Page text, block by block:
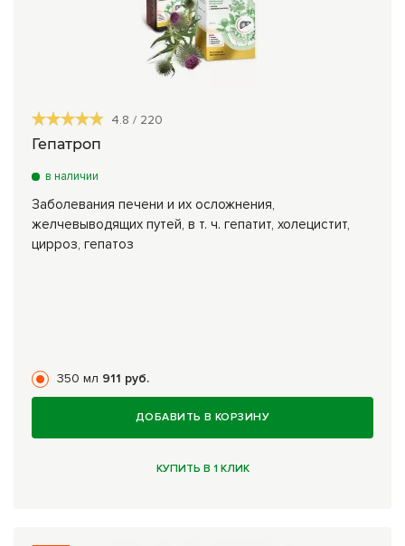
4.8 / 220
Гепатроп
в наличии
Заболевания печени и их осложнения,
желчевыводящих путей, в т. ч. гепатит, холецистит,
цирроз, гепатоз
350 мл 911 руб.
ДОБАВИТЬ В КОРЗИНУ
КУПИТЬ В 1 КЛИК